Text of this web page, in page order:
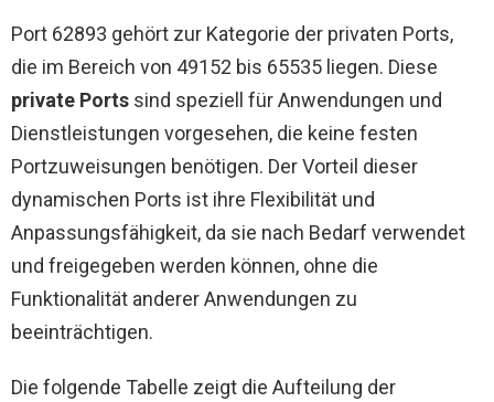
Port 62893 gehört zur Kategorie der privaten Ports,
die im Bereich von 49152 bis 65535 liegen. Diese
private Ports sind speziell für Anwendungen und
Dienstleistungen vorgesehen, die keine festen
Portzuweisungen benötigen. Der Vorteil dieser
dynamischen Ports ist ihre Flexibilität und
Anpassungsfähigkeit, da sie nach Bedarf verwendet
und freigegeben werden können, ohne die
Funktionalität anderer Anwendungen zu
beeinträchtigen.
Die folgende Tabelle zeigt die Aufteilung der